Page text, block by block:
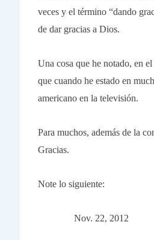
veces y el término “dando
de dar gracias a Dios.
Una cosa que he notado, en
que cuando he estado en
americano en la televisión.
Para muchos, además de la
Gracias.
Note lo siguiente:
Nov. 22, 2012